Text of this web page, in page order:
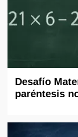
Desafío
paréntesis